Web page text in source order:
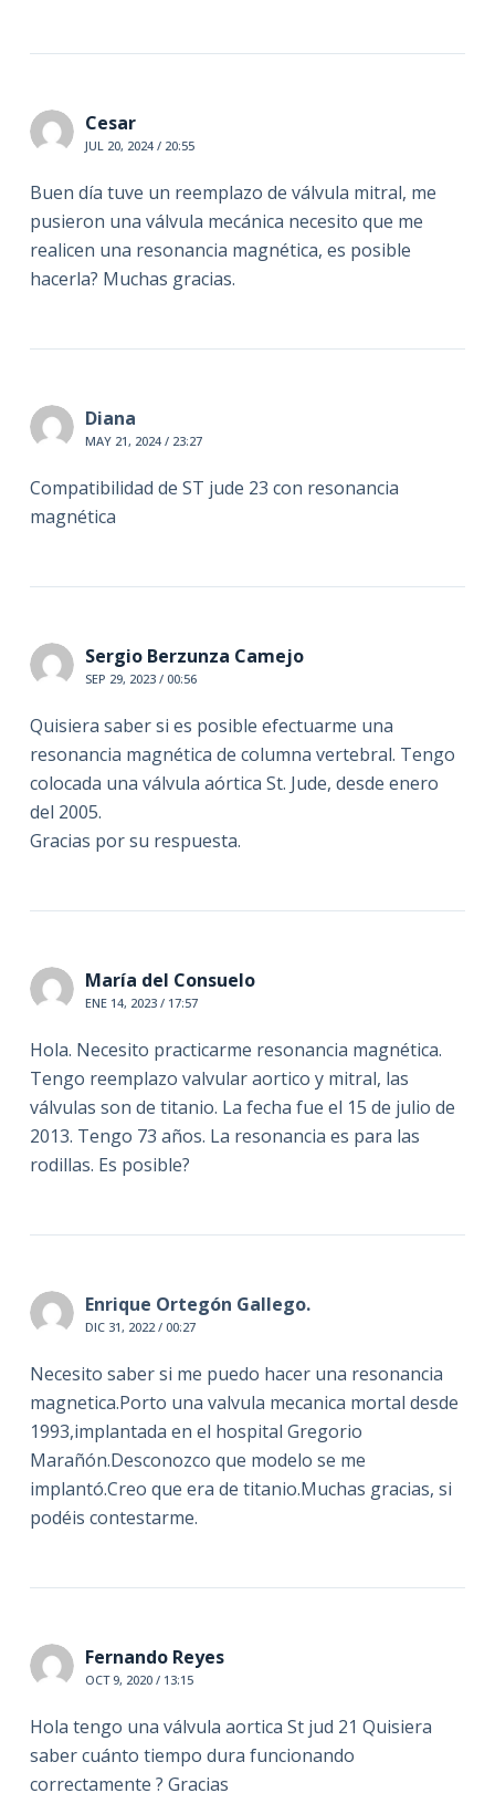
Cesar
JUL 20, 2024 / 20:55
Buen día tuve un reemplazo de válvula mitral, me
pusieron una válvula mecánica necesito que me
realicen una resonancia magnética, es posible
hacerla? Muchas gracias.
Diana
MAY 21, 2024 / 23:27
Compatibilidad de ST jude 23 con resonancia
magnética
Sergio Berzunza Camejo
SEP 29, 2023 / 00:56
Quisiera saber si es posible efectuarme una
resonancia magnética de columna vertebral. Tengo
colocada una válvula aórtica St. Jude, desde enero
del 2005.
Gracias por su respuesta.
María del Consuelo
ENE 14, 2023 / 17:57
Hola. Necesito practicarme resonancia magnética.
Tengo reemplazo valvular aortico y mitral, las
válvulas son de titanio. La fecha fue el 15 de julio de
2013. Tengo 73 años. La resonancia es para las
rodillas. Es posible?
Enrique Ortegón Gallego.
DIC 31, 2022 / 00:27
Necesito saber si me puedo hacer una resonancia
magnetica.Porto una valvula mecanica mortal desde
1993,implantada en el hospital Gregorio
Marañón.Desconozco que modelo se me
implantó.Creo que era de titanio.Muchas gracias, si
podéis contestarme.
Fernando Reyes
OCT 9, 2020 / 13:15
Hola tengo una válvula aortica St jud 21 Quisiera
saber cuánto tiempo dura funcionando
correctamente ? Gracias